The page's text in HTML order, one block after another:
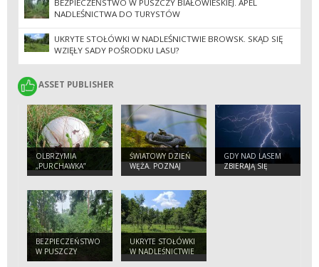
BEZPIECZEŃSTWO W PUSZCZY BIAŁOWIESKIEJ. APEL
NADLEŚNICTWA DO TURYSTÓW
UKRYTE STOŁÓWKI W NADLEŚNICTWIE BROWSK. SKĄD SIĘ
WZIĘŁY SADY POŚRODKU LASU?
ASSET PUBLISHER
ASSET PUBLISHER
OLBRZYMIA
„PURCHAWKA”
ŚWIATOWY DZIEŃ
WĘŻA. POZNAJ
NASZYCH
SĄSIADÓW
GDY NAD LASEM
ZBIERAJĄ SIĘ
CHMURY.
BEZPIECZEŃSTWO
W PUSZCZY
BIAŁOWIESKIEJ.
UKRYTE STOŁÓWKI
W NADLEŚNICTWIE
BROWSK. SKĄD SIĘ